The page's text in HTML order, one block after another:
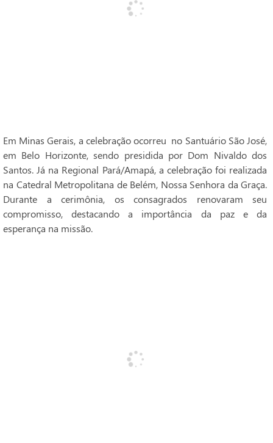
Em Minas Gerais, a celebração ocorreu no Santuário São José,
em Belo Horizonte, sendo presidida por Dom Nivaldo dos
Santos. Já na Regional Pará/Amapá, a celebração foi realizada
na Catedral Metropolitana de Belém, Nossa Senhora da Graça.
Durante a cerimônia, os consagrados renovaram seu
compromisso, destacando a importância da paz e da
esperança na missão.